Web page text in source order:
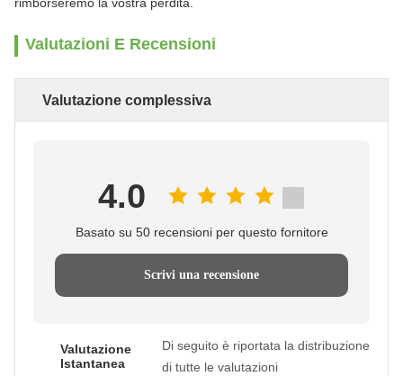
Valutazioni E Recensioni
Valutazione complessiva
4.0
Basato su 50 recensioni per questo fornitore
Scrivi una recensione
Valutazione
Istantanea
Di seguito è riportata la distribuzione
di tutte le valutazioni